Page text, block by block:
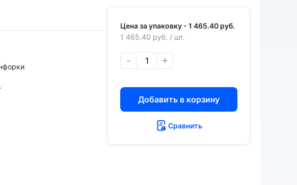
Цена за упаковку - 1 465.40 руб.
1 465.40 руб. / шт.
- +
Добавить в корзину
Сравнить